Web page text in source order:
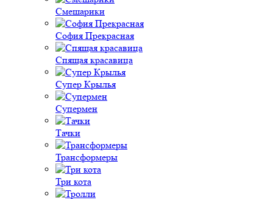
Смешарики
София Прекрасная
Спящая красавица
Супер Крылья
Супермен
Тачки
Трансформеры
Три кота